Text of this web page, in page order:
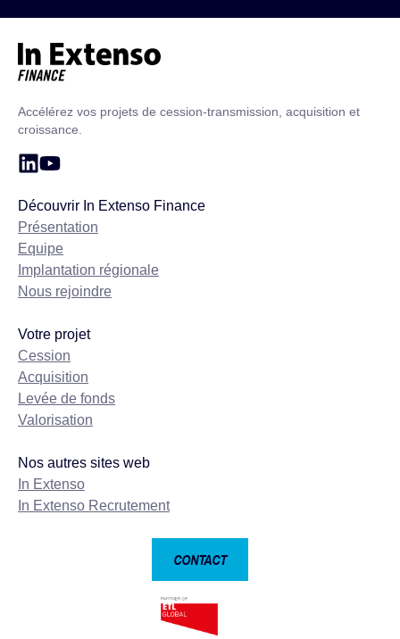
Accélérez vos projets de cession-transmission, acquisition et
croissance.
Découvrir In Extenso Finance
Présentation
Equipe
Implantation régionale
Nous rejoindre
Votre projet
Cession
Acquisition
Levée de fonds
Valorisation
Nos autres sites web
In Extenso
In Extenso Recrutement
CONTACT